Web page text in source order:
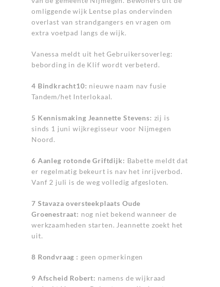
omliggende wijk Lentse plas ondervinden
overlast van strandgangers en vragen om
extra voetpad langs de wijk.
Vanessa meldt uit het Gebruikersoverleg:
bebording in de Klif wordt verbeterd.
4 Bindkracht10: nieuwe naam nav fusie
Tandem/het Interlokaal.
5 Kennismaking Jeannette Stevens: zij is
sinds 1 juni wijkregisseur voor Nijmegen
Noord.
6 Aanleg rotonde Griftdijk: Babette meldt dat
er regelmatig bekeurt is nav het inrijverbod.
Vanf 2 juli is de weg volledig afgesloten.
7 Stavaza oversteekplaats Oude
Groenestraat: nog niet bekend wanneer de
werkzaamheden starten. Jeannette zoekt het
uit.
8 Rondvraag : geen opmerkingen
9 Afscheid Robert: namens de wijkraad